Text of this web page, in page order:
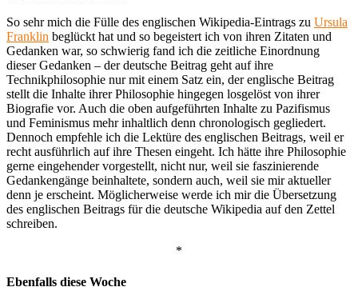
So sehr mich die Fülle des englischen Wikipedia-Eintrags zu Ursula
Franklin beglückt hat und so begeistert ich von ihren Zitaten und
Gedanken war, so schwierig fand ich die zeitliche Einordnung
dieser Gedanken – der deutsche Beitrag geht auf ihre
Technikphilosophie nur mit einem Satz ein, der englische Beitrag
stellt die Inhalte ihrer Philosophie hingegen losgelöst von ihrer
Biografie vor. Auch die oben aufgeführten Inhalte zu Pazifismus
und Feminismus mehr inhaltlich denn chronologisch gegliedert.
Dennoch empfehle ich die Lektüre des englischen Beitrags, weil er
recht ausführlich auf ihre Thesen eingeht. Ich hätte ihre Philosophie
gerne eingehender vorgestellt, nicht nur, weil sie faszinierende
Gedankengänge beinhaltete, sondern auch, weil sie mir aktueller
denn je erscheint. Möglicherweise werde ich mir die Übersetzung
des englischen Beitrags für die deutsche Wikipedia auf den Zettel
schreiben.
*
Ebenfalls diese Woche